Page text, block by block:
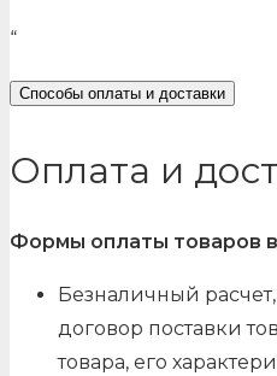
“
Способы оплаты и доставки
Оплата и
Формы оплаты товаров
Безналичный
договор поставки
товара, его